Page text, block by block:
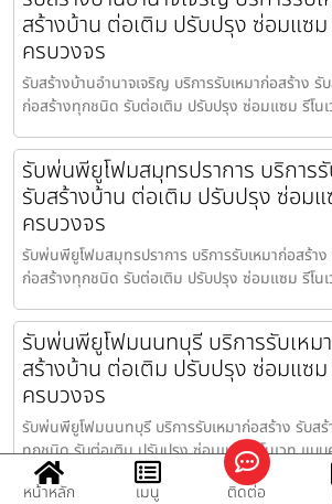
สร้างบ้าน ต่อเติม ปรับปรุง ซ่อมแซม
ครบวงจร
รับสร้างบ้านอำนาจเจริญ บริการรับเหมาก่อสร้าง รั
ก่อสร้างทุกชนิด รับต่อเติม ปรับปรุง ซ่อมแซม รีโน
รับพ่นพียูโฟมสมุทรปราการ บริการรั
รับสร้างบ้าน ต่อเติม ปรับปรุง ซ่อมแ
ครบวงจร
รับพ่นพียูโฟมสมุทรปราการ บริการรับเหมาก่อสร้า
ก่อสร้างทุกชนิด รับต่อเติม ปรับปรุง ซ่อมแซม รีโน
รับพ่นพียูโฟมนนทบุรี บริการรับเหม
สร้างบ้าน ต่อเติม ปรับปรุง ซ่อมแซม
ครบวงจร
รับพ่นพียูโฟมนนทบุรี บริการรับเหมาก่อสร้าง รับสร้
ทุกชนิด รับต่อเติม ปรับปรุง ซ่อมแซม รีโนเวท แบ
หน้าหลัก เมนู ติดต่อ